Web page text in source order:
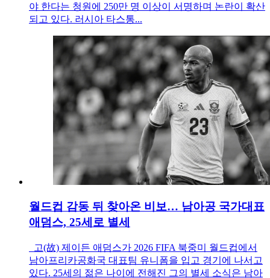
야 한다는 청원에 250만 명 이상이 서명하며 논란이 확산
되고 있다. 러시아 타스통...
월드컵 감동 뒤 찾아온 비보… 남아공 국가대표
애덤스, 25세로 별세
고(故) 제이든 애덤스가 2026 FIFA 북중미 월드컵에서
남아프리카공화국 대표팀 유니폼을 입고 경기에 나서고
있다. 25세의 젊은 나이에 전해진 그의 별세 소식은 남아